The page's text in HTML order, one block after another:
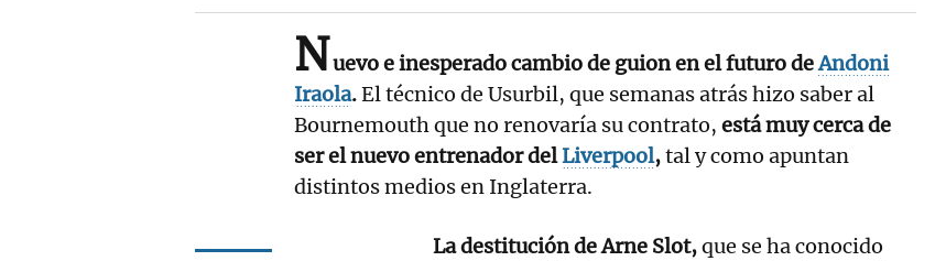
Nuevo e inesperado cambio de guion en el futuro deAndoni
Iraola.El técnico de Usurbil, que semanas atrás hizo saber al
Bournemouth que no renovaría su contrato, está muy cerca de
ser el nuevo entrenador delLiverpool,tal y como apuntan
distintos medios en Inglaterra.
La destitución de Arne Slot,que se ha conocido